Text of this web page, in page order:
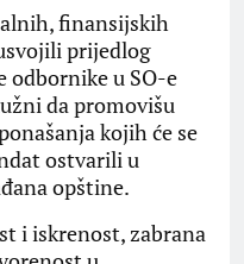
finansijskih
prijedlog
odbornike u SO-e
da promovišu
kojih će se
ostvarili u
opštine.
i iskrenost, zabrana